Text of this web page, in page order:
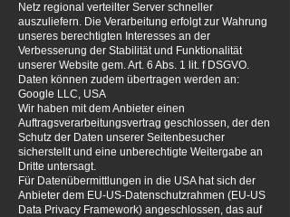
Netz regional verteilter Server schneller
auszuliefern. Die Verarbeitung erfolgt zur Wahrung
unseres berechtigten Interesses an der
Verbesserung der Stabilität und Funktionalität
unserer Website gem. Art. 6 Abs. 1 lit. f DSGVO.
Daten können zudem übertragen werden an:
Google LLC, USA
Wir haben mit dem Anbieter einen
Auftragsverarbeitungsvertrag geschlossen, der den
Schutz der Daten unserer Seitenbesucher
sicherstellt und eine unberechtigte Weitergabe an
Dritte untersagt.
Für Datenübermittlungen in die USA hat sich der
Anbieter dem EU-US-Datenschutzrahmen (EU-US
Data Privacy Framework) angeschlossen, das auf